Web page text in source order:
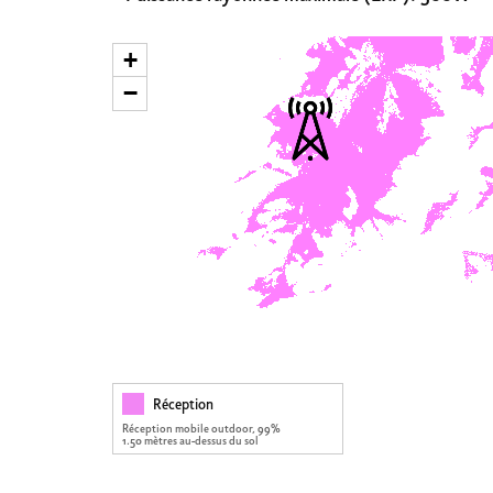
+
−
Réception
Réception mobile outdoor, 99%
1.50 mètres au-dessus du sol